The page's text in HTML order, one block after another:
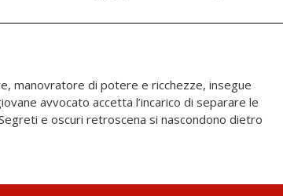
manovratore di potere e ricchezze, insegue
avvocato accetta l’incarico di separare le
e oscuri retroscena si nascondono dietro
e le facciate imbiancate del Mediterraneo.
in Italia il nuovo attesissimo romanzo di